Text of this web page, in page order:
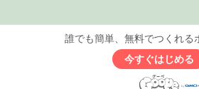
誰でも簡単、無料でつくれる
今すぐはじめる